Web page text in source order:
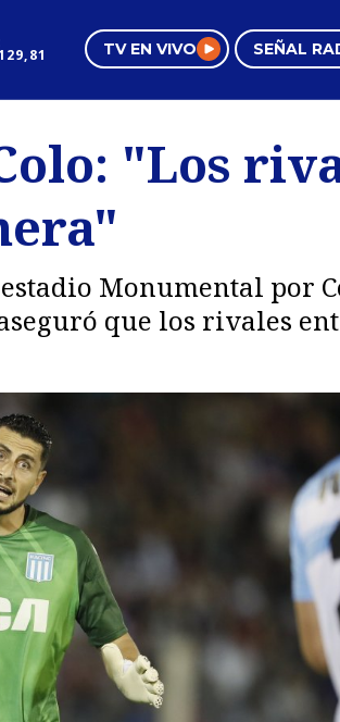
TV EN VIVO SEÑAL
Mujer
"Los
Monumental por
que los rivales